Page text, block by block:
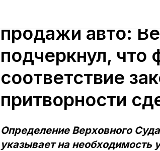
Спор о договоре
продажи авто:
подчеркнул, что
соответствие
притворности
Определение Верховного
указывает на необходимость